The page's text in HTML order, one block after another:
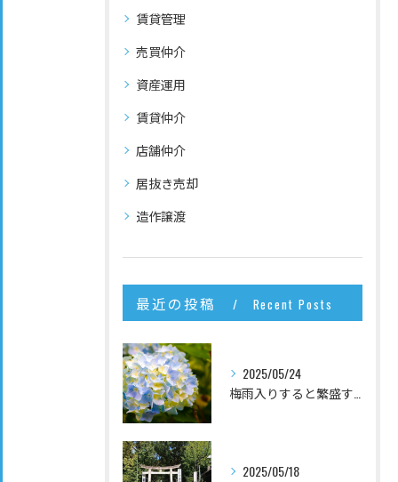
賃貸管理
売買仲介
資産運用
賃貸仲介
店舗仲介
居抜き売却
造作譲渡
最近の投稿 Recent Posts
2025/05/24
2025/05/18